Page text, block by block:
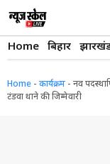
content
Home बिहार
Home - कार्यक्रम - नव
टंडवा थाने की जिम्मेवारी